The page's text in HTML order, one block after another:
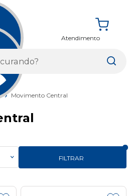
Atendimento
Movimento Central
FILTRAR